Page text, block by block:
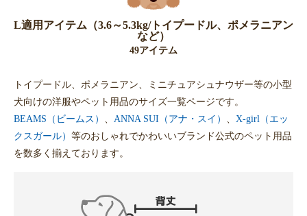
L適用アイテム（3.6～5.3kg/トイプードル、ポメラニアン
など）
49アイテム
トイプードル、ポメラニアン、ミニチュアシュナウザー等の小型
犬向けの洋服やペット用品のサイズ一覧ページです。
BEAMS（ビームス）
ANNA SUI（アナ・スイ）
X-girl（エッ
クスガール） 等のおしゃれでかわいいブランド公式のペット用品
を数多く揃えております。